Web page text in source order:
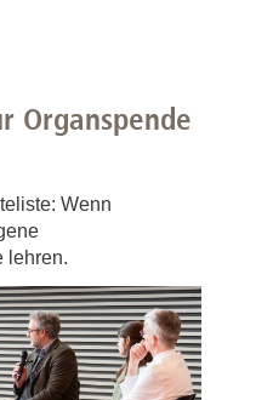
Organspende
Wenn
lehren.